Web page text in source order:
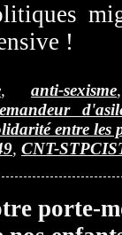
!
,anti-sexisme
entre les
, CNT-
porte-